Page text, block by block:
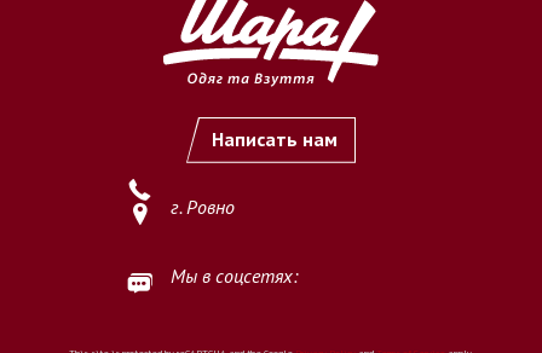
Написать нам
г. Ровно
Мы в соцсетях: